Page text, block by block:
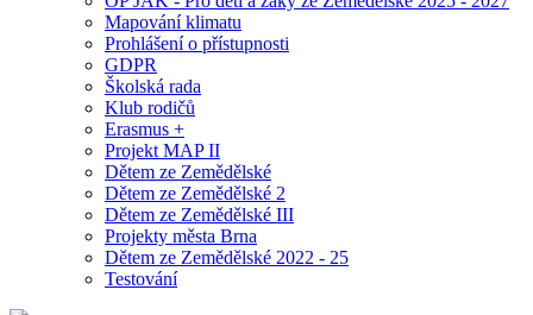
Mapování klimatu
Prohlášení o přístupnosti
GDPR
Školská rada
Klub rodičů
Erasmus +
Projekt MAP II
Dětem ze Zemědělské
Dětem ze Zemědělské 2
Dětem ze Zemědělské III
Projekty města Brna
Dětem ze Zemědělské 2022 - 25
Testování